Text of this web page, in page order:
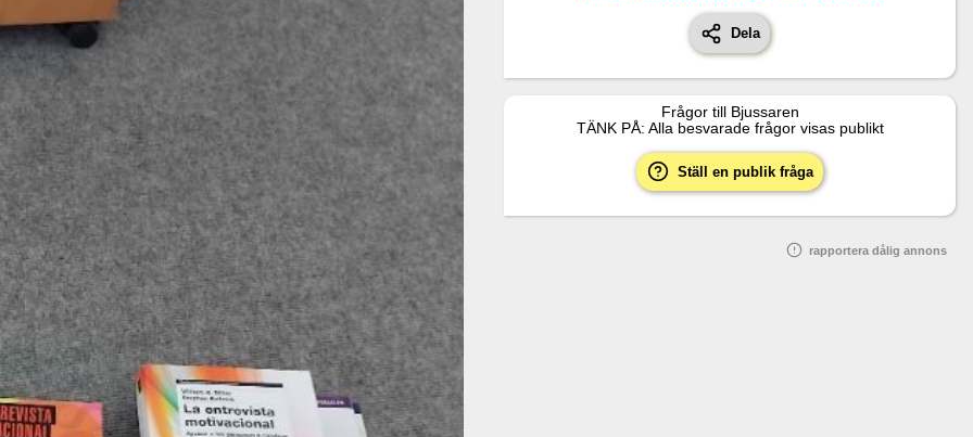
Dela
Frågor till Bjussaren
TÄNK PÅ: Alla besvarade frågor visas publikt
Ställ en publik fråga
rapportera dålig annons